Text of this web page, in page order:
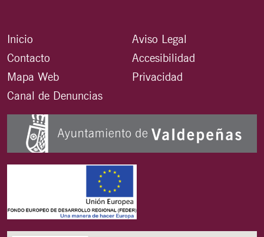
Inicio
Contacto
Mapa Web
Canal de Denuncias
Aviso Legal
Accesibilidad
Privacidad